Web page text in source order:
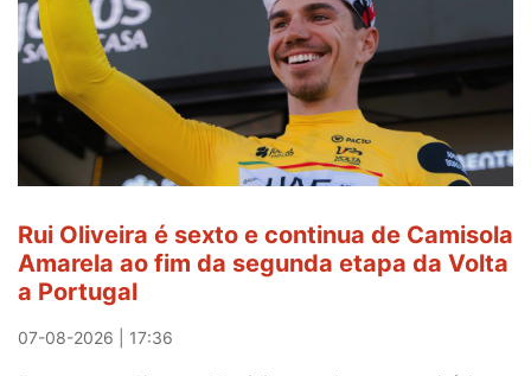
Rui Oliveira é sexto e continua de Camisola
Amarela ao fim da segunda etapa da Volta
a Portugal
07-08-2026 | 17:36